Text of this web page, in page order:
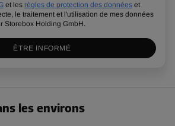
et les règles de protection des données et
le traitement et l'utilisation de mes données
Storebox Holding GmbH.
ÊTRE INFORMÉ
les environs